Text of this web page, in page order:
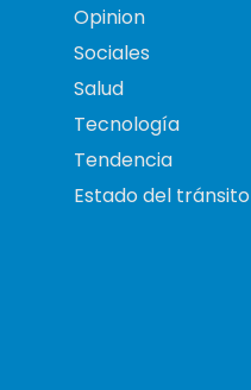
Opinion
Sociales
Salud
Tecnología
Tendencia
Estado del tránsito